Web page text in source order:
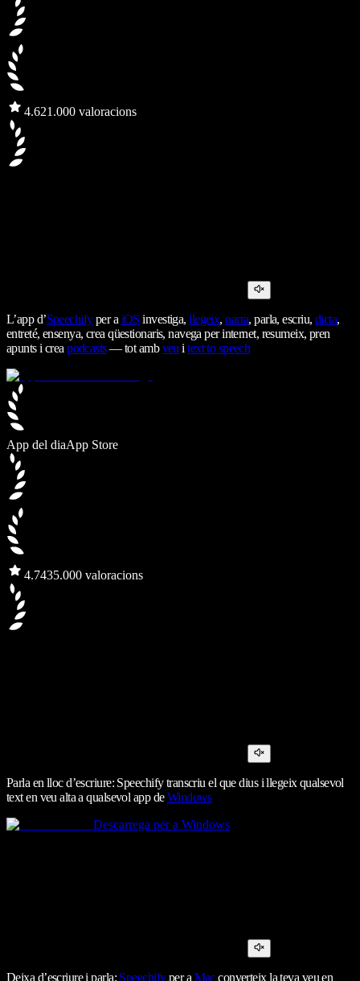
4.621.000 valoracions
L’app d’Speechifyper a iOS investiga,llegeix,narra, parla, escriu, dicta,
entreté, ensenya, crea qüestionaris, navega per internet, resumeix, pren
apunts i creapodcasts— tot ambveu itext to speech
App del diaApp Store
4.7435.000 valoracions
Parla en lloc d’escriure: Speechify transcriu el que dius i llegeix qualsevol
text en veu alta a qualsevol app deWindows
Descarrega per a Windows
Deixa d’escriure i parla: Speechifyper a Macconverteix la teva veu en